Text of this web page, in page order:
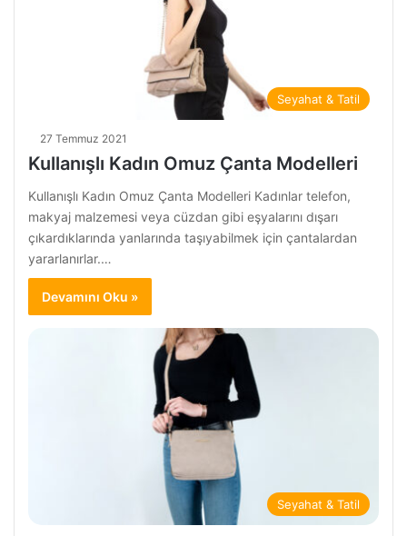
Seyahat & Tatil
27 Temmuz 2021
Kullanışlı Kadın Omuz Çanta Modelleri
Kullanışlı Kadın Omuz Çanta Modelleri Kadınlar telefon,
makyaj malzemesi veya cüzdan gibi eşyalarını dışarı
çıkardıklarında yanlarında taşıyabilmek için çantalardan
yararlanırlar.…
Devamını Oku »
Seyahat & Tatil